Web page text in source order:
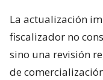
La actualización
fiscalizador no
sino una revisión
de